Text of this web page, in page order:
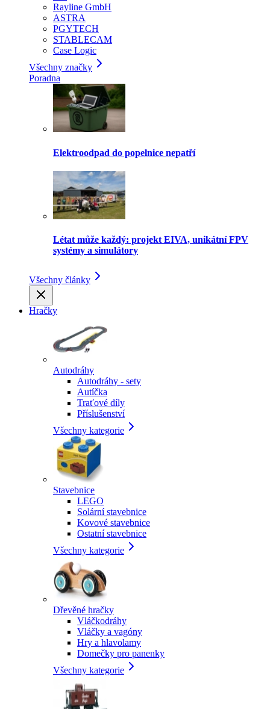
Rayline GmbH
ASTRA
PGYTECH
STABLECAM
Case Logic
Všechny značky
Poradna
Elektroodpad do popelnice nepatří
Létat může každý: projekt EIVA, unikátní FPV
systémy a simulátory
Všechny články
Hračky
Autodráhy
Autodráhy - sety
Autíčka
Traťové díly
Příslušenství
Všechny kategorie
Stavebnice
LEGO
Solární stavebnice
Kovové stavebnice
Ostatní stavebnice
Všechny kategorie
Dřevěné hračky
Vláčkodráhy
Vláčky a vagóny
Hry a hlavolamy
Domečky pro panenky
Všechny kategorie